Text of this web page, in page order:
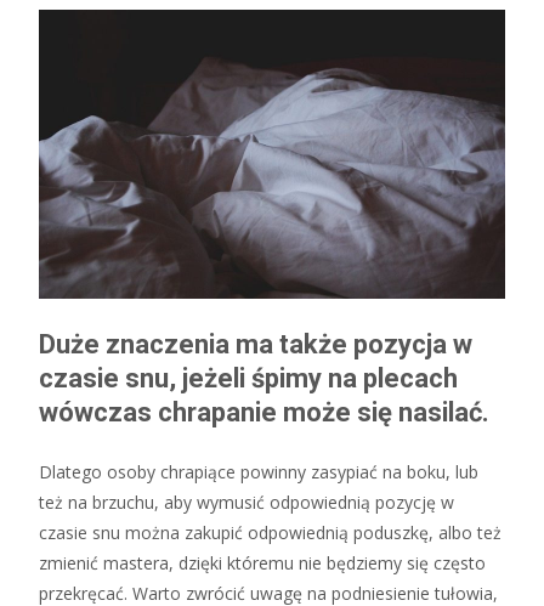
Duże znaczenia ma także pozycja w
czasie snu, jeżeli śpimy na plecach
wówczas chrapanie może się nasilać.
Dlatego osoby chrapiące powinny zasypiać na boku, lub
też na brzuchu, aby wymusić odpowiednią pozycję w
czasie snu można zakupić odpowiednią poduszkę, albo też
zmienić mastera, dzięki któremu nie będziemy się często
przekręcać. Warto zwrócić uwagę na podniesienie tułowia,